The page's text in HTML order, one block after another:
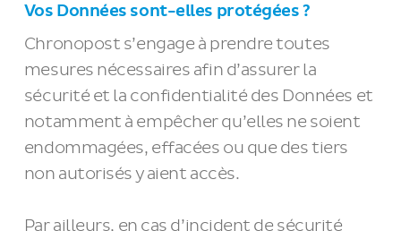
Vos Données sont-elles protégées ?
Chronopost s’engage à prendre toutes
mesures nécessaires afin d’assurer la
sécurité et la confidentialité des Données et
notamment à empêcher qu’elles ne soient
endommagées, effacées ou que des tiers
non autorisés y aient accès.
Par ailleurs, en cas d’incident de sécurité